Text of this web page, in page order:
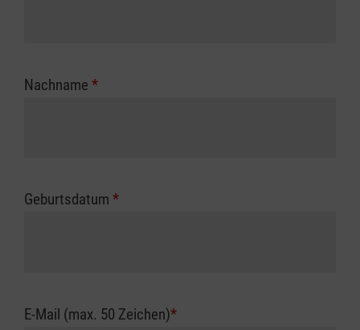
Nachname *
Geburtsdatum *
E-Mail (max. 50 Zeichen)*